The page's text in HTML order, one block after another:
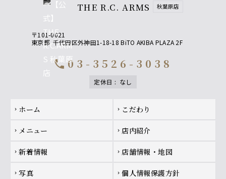
THE R.C. ARMS 秋葉原店
〒101-0021
東京都 千代田区外神田1-18-18 BiTO AKIBA PLAZA 2F
call 03-3526-3038
定休日 : なし
Footer navigation
chevron_right ホーム chevron_right こだわり
chevron_right メニュー chevron_right 店内紹介
chevron_right 新着情報 chevron_right 店舗情報・地図
chevron_right 写真 chevron_right 個人情報保護方針